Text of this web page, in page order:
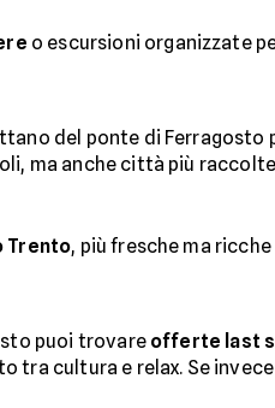
o escursioni organizzate
del ponte di Ferragosto
ma anche città più
Trento, più fresche ma
puoi trovare offerte last
tra cultura e relax. Se